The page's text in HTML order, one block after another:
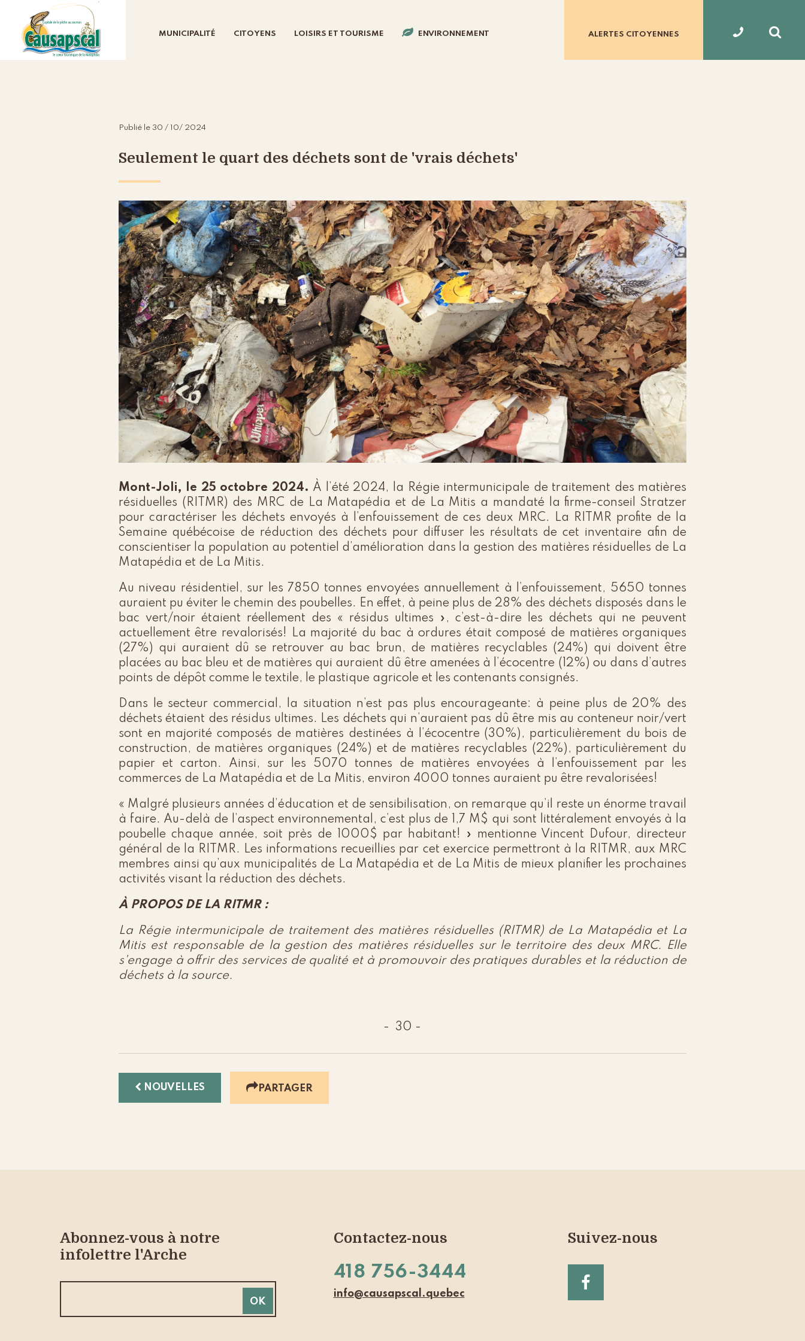
MUNICIPALITÉ CITOYENS LOISIRS ET TOURISME ENVIRONNEMENT ALERTES CITOYENNES
Publié le 30 / 10/ 2024
Seulement le quart des déchets sont de 'vrais déchets'
Mont-Joli, le 25 octobre 2024. À l’été 2024, la Régie intermunicipale de traitement des matières
résiduelles (RITMR) des MRC de La Matapédia et de La Mitis a mandaté la firme-conseil Stratzer
pour caractériser les déchets envoyés à l’enfouissement de ces deux MRC. La RITMR profite de la
Semaine québécoise de réduction des déchets pour diffuser les résultats de cet inventaire afin de
conscientiser la population au potentiel d’amélioration dans la gestion des matières résiduelles de La
Matapédia et de La Mitis.
Au niveau résidentiel, sur les 7850 tonnes envoyées annuellement à l’enfouissement, 5650 tonnes
auraient pu éviter le chemin des poubelles. En effet, à peine plus de 28% des déchets disposés dans le
bac vert/noir étaient réellement des « résidus ultimes », c’est-à-dire les déchets qui ne peuvent
actuellement être revalorisés! La majorité du bac à ordures était composé de matières organiques
(27%) qui auraient dû se retrouver au bac brun, de matières recyclables (24%) qui doivent être
placées au bac bleu et de matières qui auraient dû être amenées à l’écocentre (12%) ou dans d’autres
points de dépôt comme le textile, le plastique agricole et les contenants consignés.
Dans le secteur commercial, la situation n’est pas plus encourageante: à peine plus de 20% des
déchets étaient des résidus ultimes. Les déchets qui n’auraient pas dû être mis au conteneur noir/vert
sont en majorité composés de matières destinées à l’écocentre (30%), particulièrement du bois de
construction, de matières organiques (24%) et de matières recyclables (22%), particulièrement du
papier et carton. Ainsi, sur les 5070 tonnes de matières envoyées à l’enfouissement par les
commerces de La Matapédia et de La Mitis, environ 4000 tonnes auraient pu être revalorisées!
« Malgré plusieurs années d’éducation et de sensibilisation, on remarque qu’il reste un énorme travail
à faire. Au-delà de l’aspect environnemental, c’est plus de 1,7 M$ qui sont littéralement envoyés à la
poubelle chaque année, soit près de 1000$ par habitant! » mentionne Vincent Dufour, directeur
général de la RITMR. Les informations recueillies par cet exercice permettront à la RITMR, aux MRC
membres ainsi qu’aux municipalités de La Matapédia et de La Mitis de mieux planifier les prochaines
activités visant la réduction des déchets.
À PROPOS DE LA RITMR :
La Régie intermunicipale de traitement des matières résiduelles (RITMR) de La Matapédia et La
Mitis est responsable de la gestion des matières résiduelles sur le territoire des deux MRC. Elle
s'engage à offrir des services de qualité et à promouvoir des pratiques durables et la réduction de
déchets à la source.
- 30 -
NOUVELLES PARTAGER
Abonnez-vous à notre
infolettre l'Arche
Contactez-nous
418 756-3444
info@causapscal.quebec
Suivez-nous